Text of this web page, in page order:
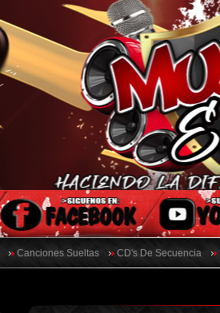
Canciones Sueltas CD's De Secuencia